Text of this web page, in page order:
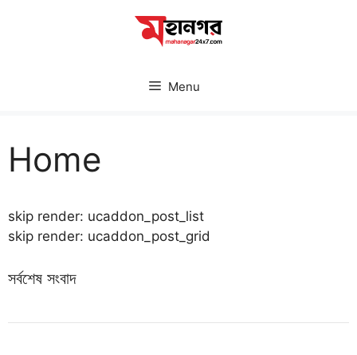
Menu
Home
skip render: ucaddon_post_list
skip render: ucaddon_post_grid
সর্বশেষ সংবাদ